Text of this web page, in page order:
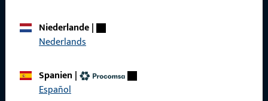
Niederlande|
Nederlands
Spanien |
Español